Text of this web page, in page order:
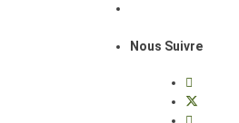
Nous Suivre